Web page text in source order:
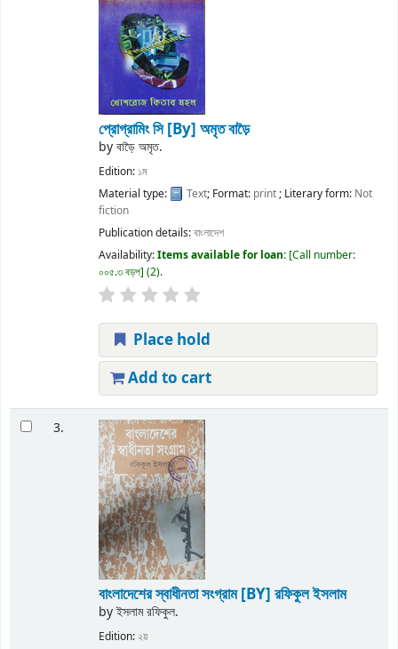
প্রোগ্রামিং সি[By] অমৃত বাড়ৈ
byবাড়ৈ অমৃত.
Edition: ১ম
Material type:
Text; Format: print; Literary form: Not
fiction
Publication details:বাংলাদেশ
Availability:Items available for loan: Call number:
০০৫.৩ বড়প (2).
Place hold
Add to cart
3.
বাংলাদেশের স্বাধীনতা সংগ্রাম[BY] রফিকুল ইসলাম
byইসলাম রফিকুল.
Edition: ২য়